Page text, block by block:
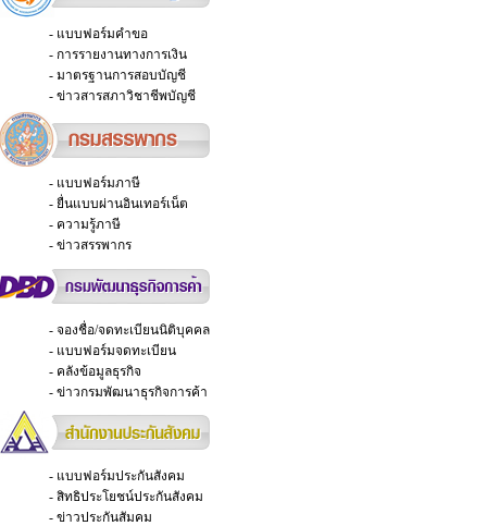
- แบบฟอร์มคำขอ
- การรายงานทางการเงิน
- มาตรฐานการสอบบัญชี
- ข่าวสารสภาวิชาชีพบัญชี
- แบบฟอร์มภาษี
- ยื่นแบบผ่านอินเทอร์เน็ต
- ความรู้ภาษี
- ข่าวสรรพากร
- จองชื่อ/จดทะเบียนนิติบุคคล
- แบบฟอร์มจดทะเบียน
- คลังข้อมูลธุรกิจ
- ข่าวกรมพัฒนาธุรกิจการค้า
- แบบฟอร์มประกันสังคม
- สิทธิประโยชน์ประกันสังคม
- ข่าวประกันสัมคม